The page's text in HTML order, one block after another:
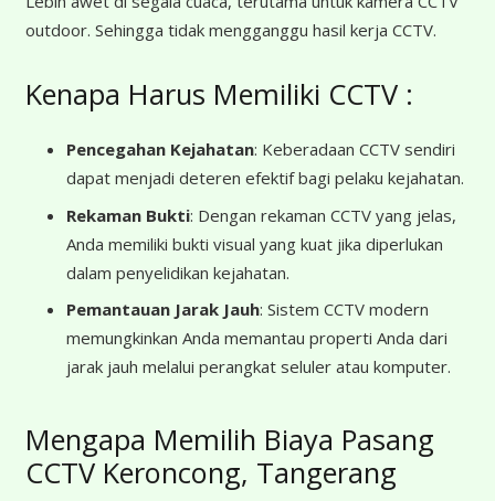
outdoor. Sehingga tidak mengganggu hasil kerja CCTV.
Kenapa Harus Memiliki CCTV :
Pencegahan Kejahatan: Keberadaan CCTV sendiri
dapat menjadi deteren efektif bagi pelaku kejahatan.
Rekaman Bukti: Dengan rekaman CCTV yang jelas,
Anda memiliki bukti visual yang kuat jika diperlukan
dalam penyelidikan kejahatan.
Pemantauan Jarak Jauh: Sistem CCTV modern
memungkinkan Anda memantau properti Anda dari
jarak jauh melalui perangkat seluler atau komputer.
Mengapa Memilih Biaya Pasang
CCTV Keroncong, Tangerang